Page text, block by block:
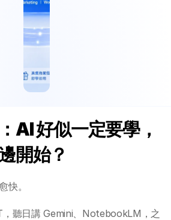
AI 好似一定要學，
開始？
快。
聽日講 Gemini、NotebookLM，之